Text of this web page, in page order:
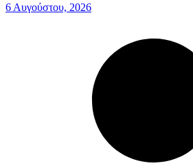
6 Αυγούστου, 2026